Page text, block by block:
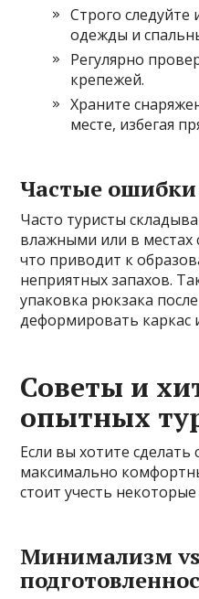
Строго следуйте
одежды и
Регулярно
крепежей.
Храните
месте, избегая
Частые
Часто туристы
влажными или в местах
что приводит к
неприятных запахов.
упаковка рюкзака
деформировать каркас
Советы и
опытных
Если вы хотите сделать
максимально
стоит учесть
Минимализм vs